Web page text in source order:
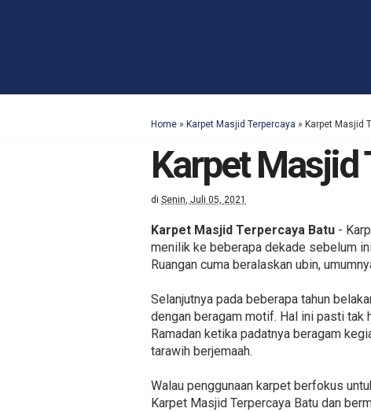
Home » Karpet Masjid Terpercaya » Karpet Masjid
Karpet Masjid
di Senin, Juli 05, 2021
Karpet Masjid Terpercaya Batu -
menilik ke beberapa dekade sebelum
Ruangan cuma beralaskan ubin,
Selanjutnya pada beberapa tahun
dengan beragam motif. Hal ini pasti tak
Ramadan ketika padatnya beragam
tarawih berjemaah.
Walau penggunaan karpet berfokus
Karpet Masjid Terpercaya Batu dan